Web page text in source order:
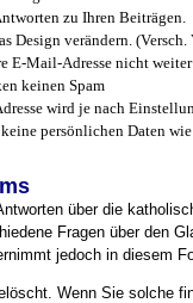
zu Ihren Beiträgen.
Design verändern. (Versch.
E-Mail-Adresse nicht weiter
keinen Spam
wird je nach
persönlichen Daten
über die
Fragen über den
jedoch in diesem
Wenn Sie solche